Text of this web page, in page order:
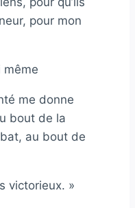
pour mon
même
me donne
bout de la
au bout de
victorieux. »